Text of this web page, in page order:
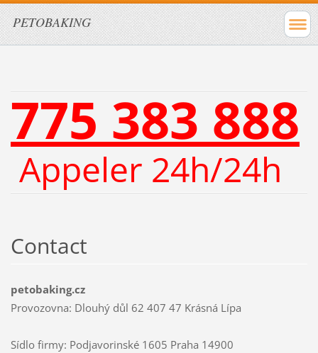
PETOBAKING
775 383 888
Appeler 24h/24h
Contact
petobaking.cz
Provozovna: Dlouhý důl 62 407 47 Krásná Lípa
Sídlo firmy: Podjavorinské 1605 Praha 14900